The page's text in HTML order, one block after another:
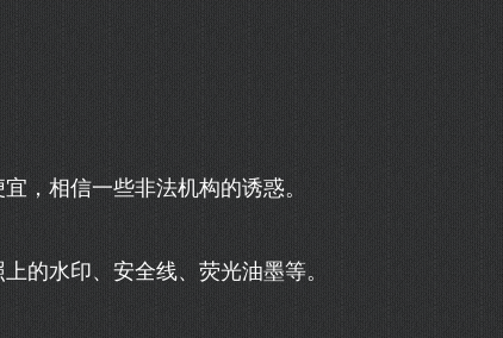
，相信一些非法机构的诱惑。
的水印、安全线、荧光油墨等。